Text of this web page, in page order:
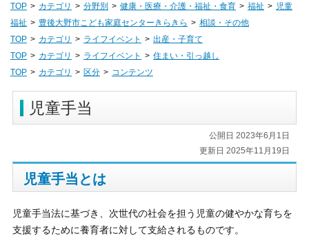
TOP
カテゴリ 分野別 健康・医療・介護・福祉・食育 福祉
児童
福祉
豊後大野市こども家庭センターきらきら
相談・その他
TOP
カテゴリ ライフイベント
出産・子育て
TOP
カテゴリ ライフイベント
住まい・引っ越し
TOP
カテゴリ 区分 コンテンツ
児童手当
公開日 2023年6月1日
更新日 2025年11月19日
児童手当とは
児童手当法に基づき、次世代の社会を担う児童の健やかな育ちを
支援するために養育者に対して支給されるものです。